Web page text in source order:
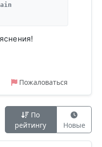
Пожаловаться
По
рейтингу
Новые